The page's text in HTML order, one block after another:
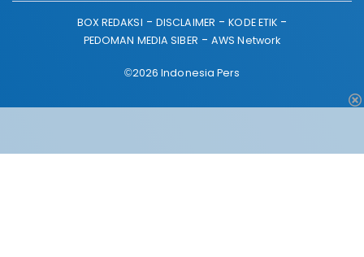
BOX REDAKSI DISCLAIMER
KODE ETIK
PEDOMAN MEDIA SIBER
AWS Network
©2026 Indonesia Pers